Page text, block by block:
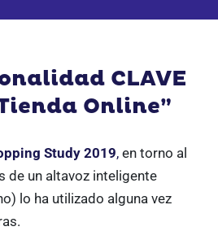
CLAVE
Online”
Study 2019,en torno al
de un altavoz inteligente
lo ha utilizado alguna vez